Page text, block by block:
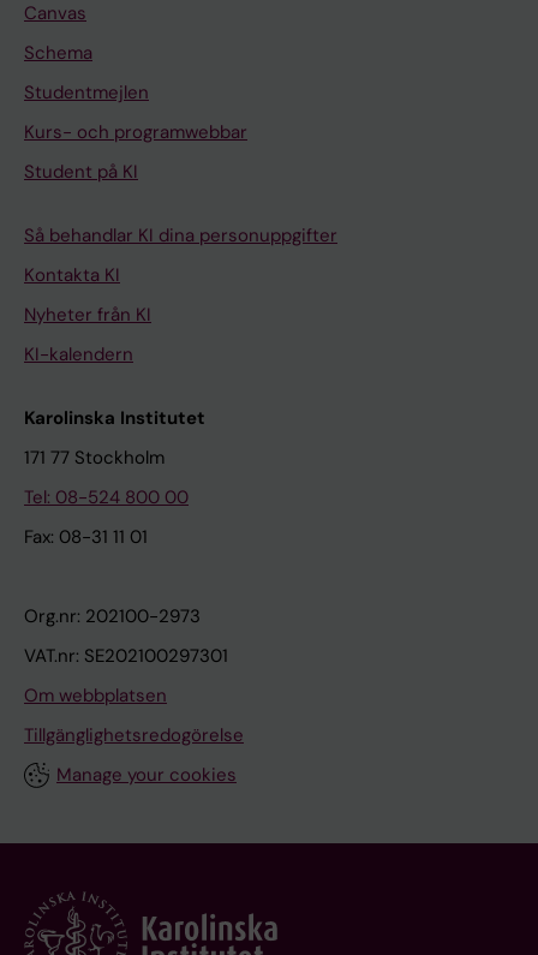
Canvas
Schema
Studentmejlen
Kurs- och programwebbar
Student på KI
Så behandlar KI dina personuppgifter
Kontakta KI
Nyheter från KI
KI-kalendern
Karolinska Institutet
171 77 Stockholm
Tel: 08-524 800 00
Fax: 08-31 11 01
Org.nr: 202100-2973
VAT.nr: SE202100297301
Om webbplatsen
Tillgänglighetsredogörelse
Manage your cookies